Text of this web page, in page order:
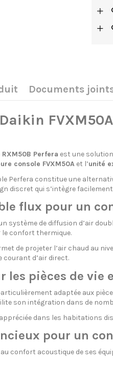
+
+
Documents
Perfera est une
console FVXM50Aet l’unité
Perfera constitue une
discret qui s’intègre
flux pour un
système de diffusion d’air
le confort thermique.
de projeter l’air chaud au
courant d’air direct.
les pièces de vie
adaptée aux
son intégration dans de
dans les habitations
pour un
confort acoustique de ses